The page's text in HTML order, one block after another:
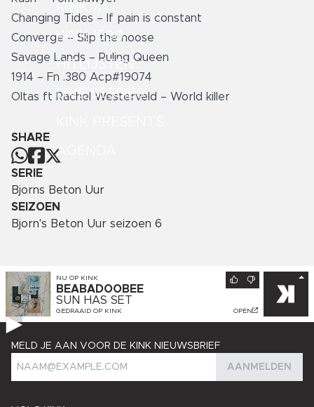
KINK XL
KINK 1500
HITLIJSTEN
LIVE SESSIES
AGENDA
Changing Tides – If pain is constant
Converge – Slip the noose
Savage Lands – Ruling Queen
1914 – Fn .380 Acp#19074
Oltas ft Rachel Westerveld – World killer
SHARE
SERIE
Bjorns Beton Uur
SEIZOEN
Bjorn's Beton Uur seizoen 6
NU OP KINK
BEABADOOBEE
SUN HAS SET
GEDRAAID OP KINK OPEN
MELD JE AAN VOOR DE KINK NIEUWSBRIEF
AANMELDEN